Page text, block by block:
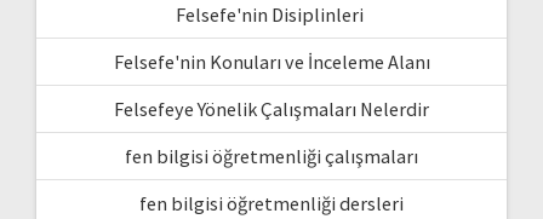
Felsefe'nin Disiplinleri
Felsefe'nin Konuları ve İnceleme Alanı
Felsefeye Yönelik Çalışmaları Nelerdir
fen bilgisi öğretmenliği çalışmaları
fen bilgisi öğretmenliği dersleri